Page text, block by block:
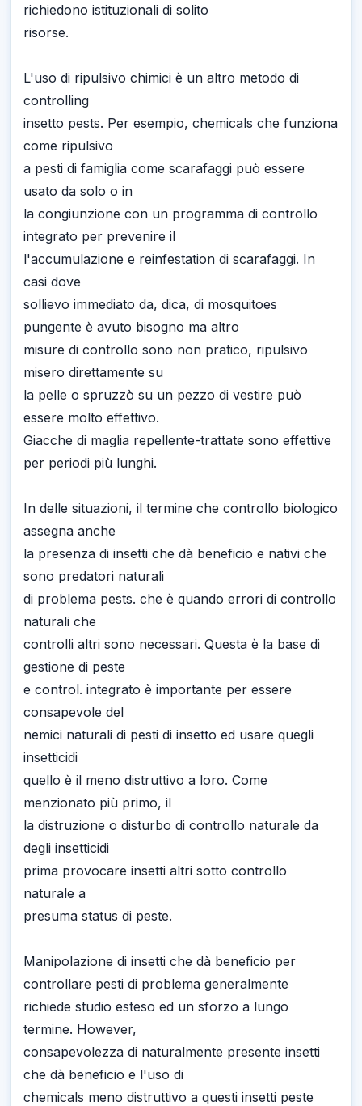
richiedono istituzionali di solito
risorse.
L'uso di ripulsivo chimici è un altro metodo di
controlling
insetto pests. Per esempio, chemicals che funziona
come ripulsivo
a pesti di famiglia come scarafaggi può essere
usato da solo o in
la congiunzione con un programma di controllo
integrato per prevenire il
l'accumulazione e reinfestation di scarafaggi. In
casi dove
sollievo immediato da, dica, di mosquitoes
pungente è avuto bisogno ma altro
misure di controllo sono non pratico, ripulsivo
misero direttamente su
la pelle o spruzzò su un pezzo di vestire può
essere molto effettivo.
Giacche di maglia repellente-trattate sono effettive
per periodi più lunghi.
In delle situazioni, il termine che controllo biologico
assegna anche
la presenza di insetti che dà beneficio e nativi che
sono predatori naturali
di problema pests. che è quando errori di controllo
naturali che
controlli altri sono necessari. Questa è la base di
gestione di peste
e control. integrato è importante per essere
consapevole del
nemici naturali di pesti di insetto ed usare quegli
insetticidi
quello è il meno distruttivo a loro. Come
menzionato più primo, il
la distruzione o disturbo di controllo naturale da
degli insetticidi
prima provocare insetti altri sotto controllo
naturale a
presuma status di peste.
Manipolazione di insetti che dà beneficio per
controllare pesti di problema generalmente
richiede studio esteso ed un sforzo a lungo
termine. However,
consapevolezza di naturalmente presente insetti
che dà beneficio e l'uso di
chemicals meno distruttivo a questi insetti peste